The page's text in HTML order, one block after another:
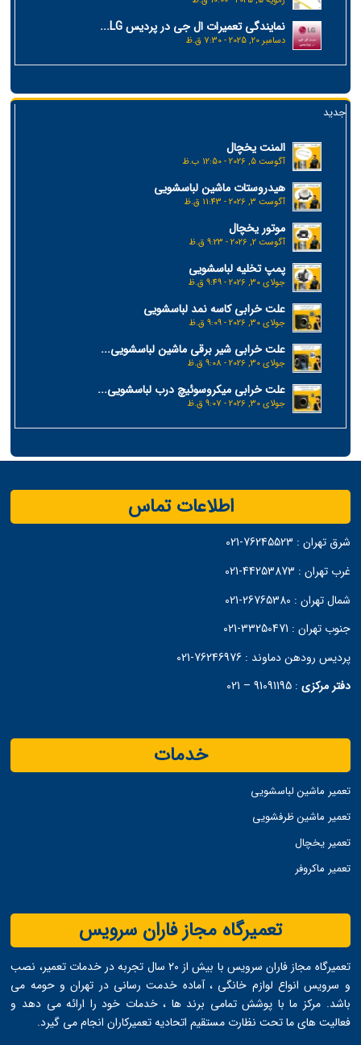
نمایندگی تعمیرات ال جی در پردیس LG...
دسامبر 20, 2025 - 7:30 ق.ظ
جدید
المنت یخچال
آگوست 5, 2026 - 12:50 ب.ظ
هیدروستات ماشین لباسشویی
آگوست 3, 2026 - 11:43 ق.ظ
موتور یخچال
آگوست 2, 2026 - 9:23 ق.ظ
پمپ تخلیه لباسشویی
جولای 30, 2026 - 9:49 ق.ظ
علت خرابی کاسه نمد لباسشویی
جولای 30, 2026 - 9:09 ق.ظ
علت خرابی شیر برقی ماشین لباسشویی...
جولای 30, 2026 - 9:08 ق.ظ
علت خرابی میکروسوئیچ درب لباسشویی...
جولای 30, 2026 - 9:07 ق.ظ
اطلاعات تماس
شرق تهران : 76245523-021
غرب تهران : 44253873-021
شمال تهران :
جنوب تهران : 33250471-021
پردیس رودهن دماوند :76246976-021
دفتر مرکزی :
91091195 – 021
خدمات
تعمیر ماشین لباسشویی
تعمیر ماشین ظرفشویی
تعمیر یخچال
تعمیر ماکروفر
تعمیرگاه مجاز فاران سرویس
تعمیرگاه مجاز فاران سرویس با بیش از ۲۰ سال تجربه در خدمات تعمیر، نصب
و سرویس انواع لوازم خانگی ، آماده خدمت ‌رسانی در تهران و حومه می
‌باشد. مرکز ما با پوشش تمامی برند ها ، خدمات خود را ارائه می ‌دهد و
فعالیت های ما تحت نظارت مستقیم اتحادیه تعمیرکاران انجام می ‌گیرد.